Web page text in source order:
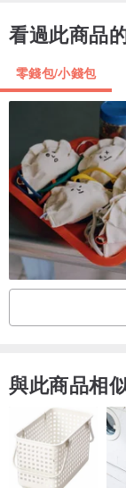
●義大利植鞣協會認
● 【皮色選擇】可可
粉，繡球花藍
● 【外徑】長6.8 x
【內徑】長4.5 x 寬
●總重30g±5%
手工精製
寄貨與配送：
●此商品下單後開始
看過此商品
零錢包/小錢包
與此商品相